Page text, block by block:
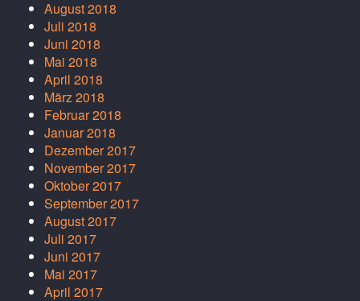
August 2018
Juli 2018
Juni 2018
Mai 2018
April 2018
März 2018
Februar 2018
Januar 2018
Dezember 2017
November 2017
Oktober 2017
September 2017
August 2017
Juli 2017
Juni 2017
Mai 2017
April 2017